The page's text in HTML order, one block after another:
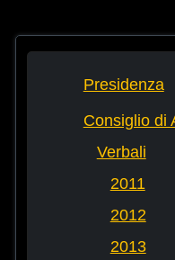
Presidenza
Consiglio di
Verbali
2011
2012
2013